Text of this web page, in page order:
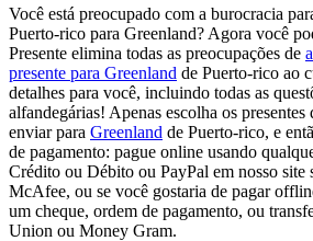
Você está preocupado com a burocracia
Puerto-rico para Greenland? Agora você
Presente elimina todas as preocupações de
presente para Greenland de Puerto-rico ao
detalhes para você, incluindo todas as
alfandegárias! Apenas escolha os presentes
enviar para Greenland de Puerto-rico, e
de pagamento: pague online usando
Crédito ou Débito ou PayPal em nosso site
McAfee, ou se você gostaria de pagar
um cheque, ordem de pagamento, ou
Union ou Money Gram.